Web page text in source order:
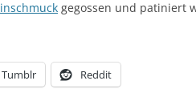
gegossen und patiniert
Tumblr Reddit